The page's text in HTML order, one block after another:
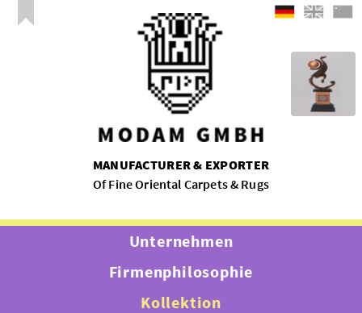
MANUFACTURER & EXPORTER
Of Fine Oriental Carpets & Rugs
Unternehmen
Firmenphilosophie
Kollektion